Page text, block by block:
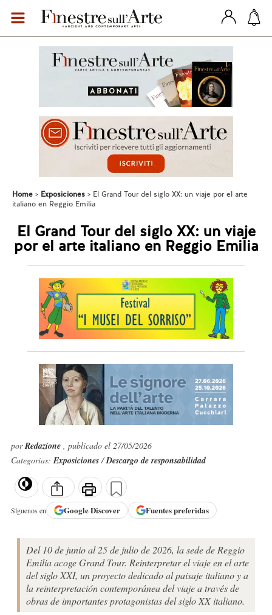
Home Exposiciones
El Grand Tour del siglo XX: un viaje por el arte
italiano en Reggio Emilia
El Grand Tour del siglo XX: un viaje
por el arte italiano en Reggio Emilia
porRedazione , publicado el 27/05/2026
Categorías:Exposiciones/Descargo de responsabilidad
Síguenos en GoogleDiscover Fuentes preferidas
Del 10 de junio al 25 de julio de 2026, la sede de Reggio
Emilia acoge Grand Tour. Reinterpretar el viaje en el arte
del siglo XXI, un proyecto dedicado al paisaje italiano y a
la reinterpretación contemporánea del viaje a través de
obras de importantes protagonistas del siglo XX italiano.